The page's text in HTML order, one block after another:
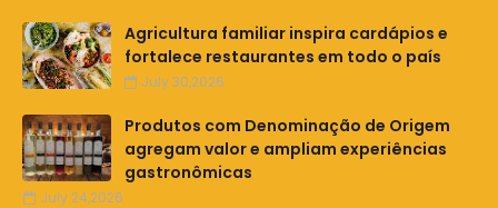
Agricultura familiar inspira cardápios e
fortalece restaurantes em todo o país
July 30,2026
Produtos com Denominação de Origem
agregam valor e ampliam experiências
gastronômicas
July 24,2026